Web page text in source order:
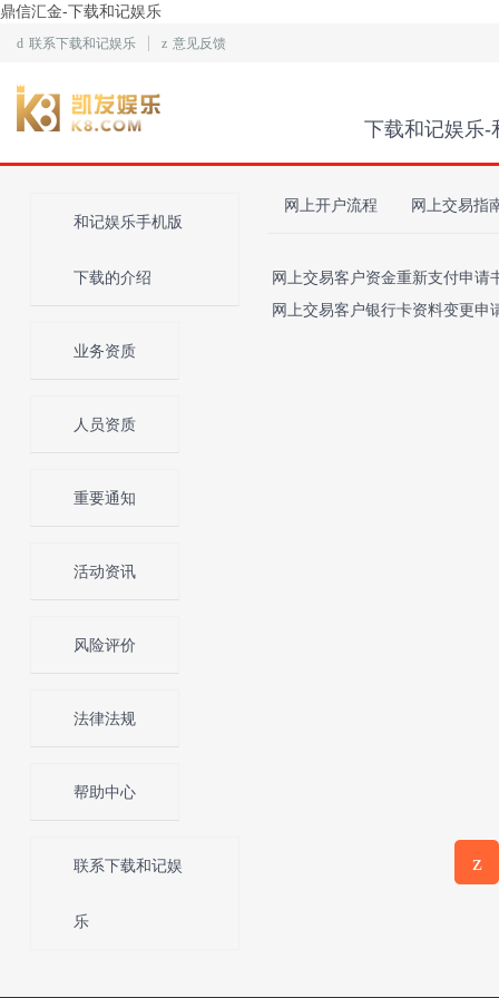
鼎信汇金-下载和记娱乐
d 联系下载和记娱乐 z 意见反馈
下载和记娱乐-
和记娱乐手机版
下载的介绍
业务资质
人员资质
重要通知
活动资讯
风险评价
法律法规
帮助中心
联系下载和记娱
乐
网上开户流程 网上交易指
网上交易客户资金重新支付申请
网上交易客户银行卡资料变更申
z